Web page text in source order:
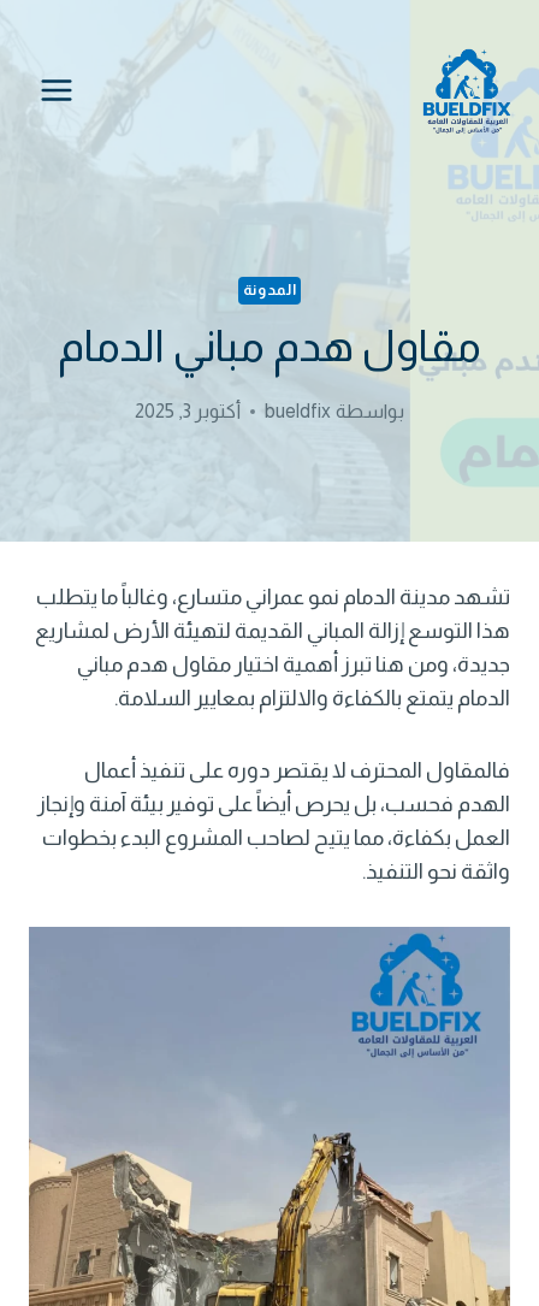
المحتوى
المدونة
مقاول هدم مباني الدمام
بواسطة bueldfix أكتوبر 3, 2025
تشهد مدينة الدمام نمو عمراني متسارع، وغالباً ما يتطلب
هذا التوسع إزالة المباني القديمة لتهيئة الأرض لمشاريع
جديدة، ومن هنا تبرز أهمية اختيار مقاول هدم مباني
الدمام يتمتع بالكفاءة والالتزام بمعايير السلامة.
فالمقاول المحترف لا يقتصر دوره على تنفيذ أعمال
الهدم فحسب، بل يحرص أيضاً على توفير بيئة آمنة وإنجاز
العمل بكفاءة، مما يتيح لصاحب المشروع البدء بخطوات
واثقة نحو التنفيذ.